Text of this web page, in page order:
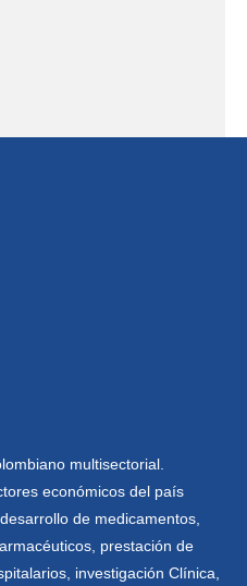
multisectorial.
económicos del país
de medicamentos,
prestación de
investigación Clínica,